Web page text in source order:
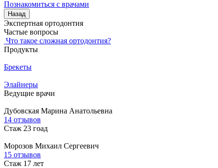
Познакомиться с врачами
Назад
Экспертная ортодонтия
Частые вопросы
Что такое сложная ортодонтия?
Продукты
Брекеты
Элайнеры
Ведущие врачи
Дубовская Марина Анатольевна
14 отзывов
Стаж 23 гоад
Морозов Михаил Сергеевич
15 отзывов
Стаж 17 лет